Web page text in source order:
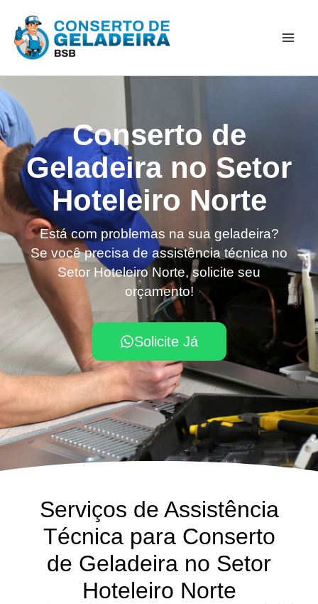
para
Conserto de
Geladeira no Setor
Hoteleiro Norte
Está com problemas na sua geladeira?
Se você precisa de assistência técnica no
Setor Hoteleiro Norte, solicite seu
orçamento!
Solicite Já
Serviços de Assistência
Técnica para Conserto
de Geladeira no Setor
Hoteleiro Norte